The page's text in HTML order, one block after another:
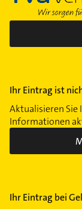
Ihr Eintrag ist
Aktualisieren Sie
Informationen
Ihr Eintrag bei